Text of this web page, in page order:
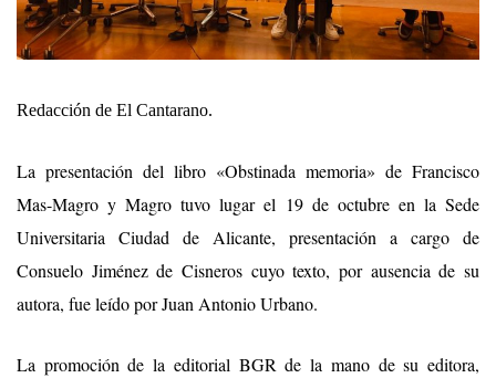
Redacción de El Cantarano.
La presentación del libro «Obstinada memoria» de Francisco
Mas-Magro y Magrotuvo lugarel 19 de octubre en la Sede
Universitaria Ciudad de Alicante, presentación a cargo de
Consuelo Jiménez de Cisneros cuyo texto, por ausencia de su
autora, fue leído por Juan Antonio Urbano.
La promoción de la editorial BGR de la mano de su editora,